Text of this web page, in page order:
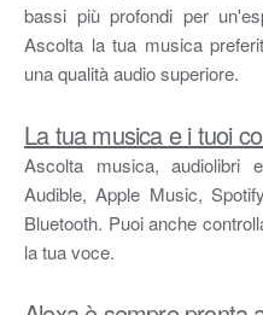
bassi più profondi per
Ascolta la tua musica
una qualità audio superiore.
La tua musica e i tuoi
Ascolta musica, audiolibri
Audible, Apple Music,
Bluetooth. Puoi anche
la tua voce.